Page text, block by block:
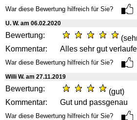
War diese Bewertung hilfreich für Sie?
U. W. am 06.02.2020
Bewertung:
Kommentar:
Alles sehr gut
War diese Bewertung hilfreich für Sie?
Willi W. am 27.11.2019
Bewertung:
(gut)
Kommentar:
Gut und passgenau
War diese Bewertung hilfreich für Sie?